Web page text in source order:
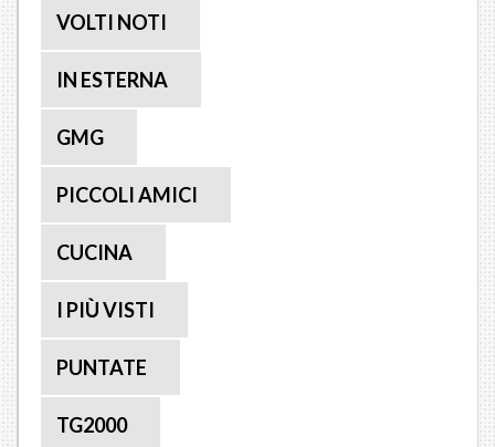
VOLTI NOTI
IN ESTERNA
GMG
PICCOLI AMICI
CUCINA
I PIÙ VISTI
PUNTATE
TG2000